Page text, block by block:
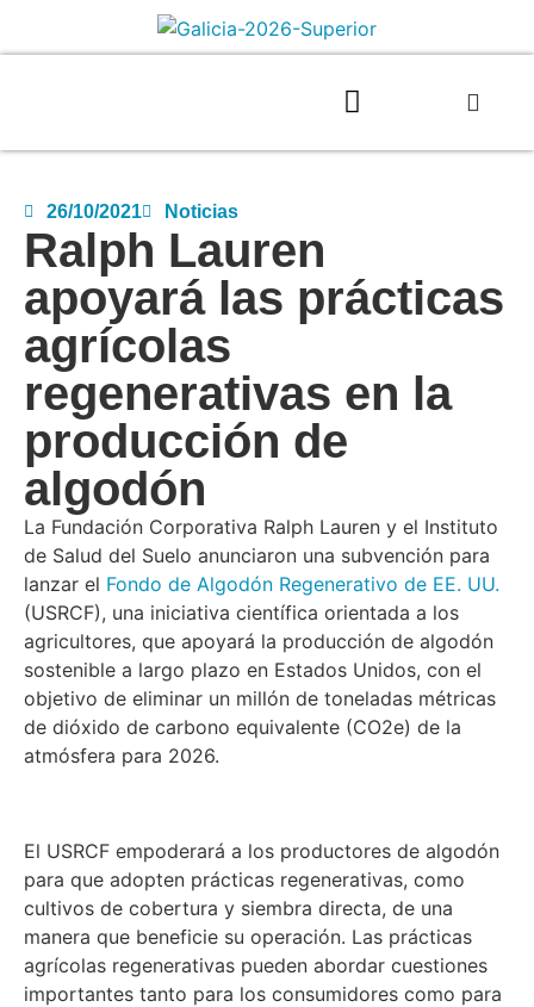
26/10/2021 Noticias
Ralph Lauren
apoyará las prácticas
agrícolas
regenerativas en la
producción de
algodón
La Fundación Corporativa Ralph Lauren y el Instituto
de Salud del Suelo anunciaron una subvención para
lanzar el Fondo de Algodón Regenerativo de EE. UU.
(USRCF), una iniciativa científica orientada a los
agricultores, que apoyará la producción de algodón
sostenible a largo plazo en Estados Unidos, con el
objetivo de eliminar un millón de toneladas métricas
de dióxido de carbono equivalente (CO2e) de la
atmósfera para 2026.
El USRCF empoderará a los productores de algodón
para que adopten prácticas regenerativas, como
cultivos de cobertura y siembra directa, de una
manera que beneficie su operación. Las prácticas
agrícolas regenerativas pueden abordar cuestiones
importantes tanto para los consumidores como para